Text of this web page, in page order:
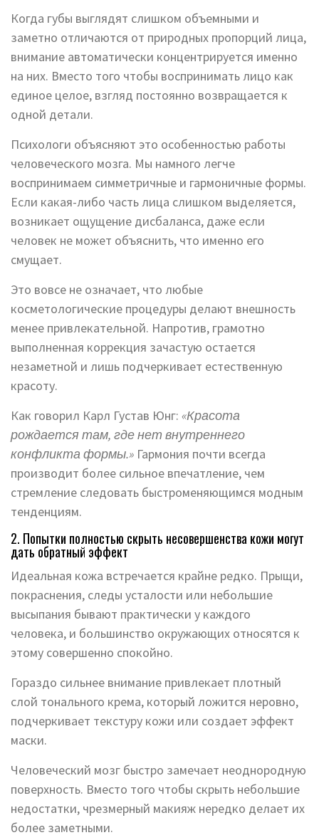
Когда губы выглядят слишком объемными и
заметно отличаются от природных пропорций лица,
внимание автоматически концентрируется именно
на них. Вместо того чтобы воспринимать лицо как
единое целое, взгляд постоянно возвращается к
одной детали.
Психологи объясняют это особенностью работы
человеческого мозга. Мы намного легче
воспринимаем симметричные и гармоничные формы.
Если какая-либо часть лица слишком выделяется,
возникает ощущение дисбаланса, даже если
человек не может объяснить, что именно его
смущает.
Это вовсе не означает, что любые
косметологические процедуры делают внешность
менее привлекательной. Напротив, грамотно
выполненная коррекция зачастую остается
незаметной и лишь подчеркивает естественную
красоту.
Как говорил Карл Густав Юнг: «Красота
рождается там, где нет внутреннего
конфликта формы.» Гармония почти всегда
производит более сильное впечатление, чем
стремление следовать быстроменяющимся модным
тенденциям.
2. Попытки полностью скрыть несовершенства кожи могут
дать обратный эффект
Идеальная кожа встречается крайне редко. Прыщи,
покраснения, следы усталости или небольшие
высыпания бывают практически у каждого
человека, и большинство окружающих относятся к
этому совершенно спокойно.
Гораздо сильнее внимание привлекает плотный
слой тонального крема, который ложится неровно,
подчеркивает текстуру кожи или создает эффект
маски.
Человеческий мозг быстро замечает неоднородную
поверхность. Вместо того чтобы скрыть небольшие
недостатки, чрезмерный макияж нередко делает их
более заметными.